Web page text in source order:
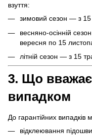
взуття:
зимовий сезон — з
весняно-осінній
вересня по 15
літній сезон — з 15
3. Що
випадком
До гарантійних випадків
відклеювання